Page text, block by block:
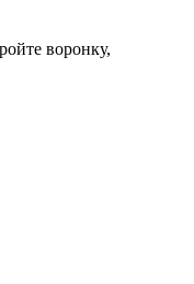
воронку,